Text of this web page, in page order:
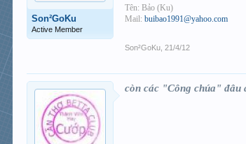
Son²GoKu
Active Member
Tên: Bảo (Ku)
Mail:buibao1991@yahoo.com
Son²GoKu 21/4/12
còn các "Công chúa" đâu